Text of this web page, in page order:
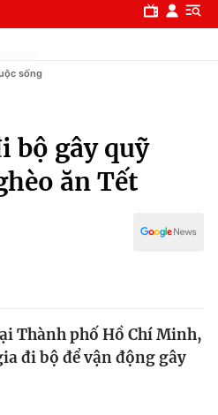
sống
bộ gây quỹ
ăn Tết
Thành phố Hồ Chí Minh,
đi bộ để vận động gây